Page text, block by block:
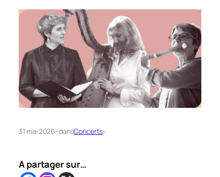
31 mai 2026–dansConcerts–
A partager sur…